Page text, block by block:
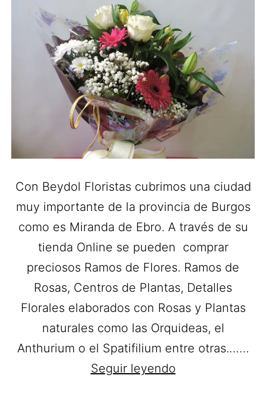
Con Beydol Floristas cubrimos una ciudad
muy importante de la provincia de Burgos
como es Miranda de Ebro. A través de su
tienda Online se pueden comprar
preciosos Ramos de Flores. Ramos de
Rosas, Centros de Plantas, Detalles
Florales elaborados con Rosas y Plantas
naturales como las Orquideas, el
Anthurium o el Spatifilium entre otras.……
Seguir leyendoBeydol